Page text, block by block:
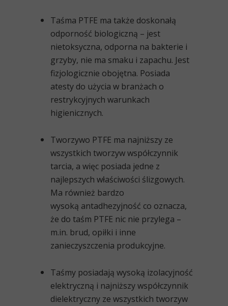
Taśma PTFE ma także doskonałą
odporność biologiczną – jest
nietoksyczna, odporna na bakterie i
grzyby, nie ma smaku i zapachu. Jest
fizjologicznie obojętna. Posiada
atesty do użycia w branżach o
restrykcyjnych warunkach
higienicznych.
Tworzywo PTFE ma najniższy ze
wszystkich tworzyw współczynnik
tarcia, a więc posiada jedne z
najlepszych właściwości ślizgowych.
Ma również bardzo
wysoką antadhezyjność co oznacza,
że do taśm PTFE nic nie przylega –
m.in. brud, opiłki i inne
zanieczyszczenia produkcyjne.
Taśmy posiadają wysoką izolacyjność
elektryczną i najniższy współczynnik
dielektryczny ze wszystkich tworzyw